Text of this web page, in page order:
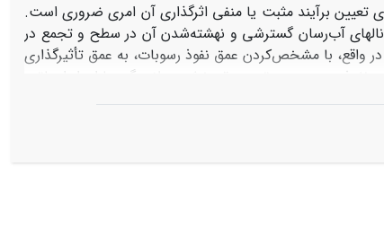
تعیین برآیند مثبت یا منفی اثرگذاری آن امری ضروری است.
آب‌رسان گسترشی و نهشته‌شدن آن در سطح و تجمع در
با مشخص‌کردن عمق نفوذ رسوبات، به عمق تأثیرگذاری
و شاهد نمونه‏برداری شد. کلیة نمونه‏ها با استفاده از روش الک خشک و
ناچیز می‏شود. مهم‌ترین ویژگی‌ای که از سطح به عمق